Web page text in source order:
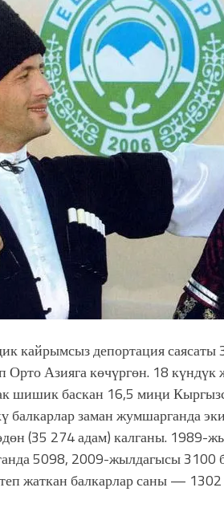
ЖУТТА УЛУТТУ САКТАГАН
гостей насладились впечатляющим
фонтанов в Royal Central Park
"Кыргыз шахмат
болуп шайланышым сыймык жана
ЖАПАРОВ: “Айтматовдой адабият
көч уланышы үчүн журнал сөзсүз
кайрымсыз депортация
Орто Азияга көчүргөн. 18 күндүк
шишик баскан 16,5 миңи
балкарлар заман жумшарганда
(35 274 адам) калганы. 1989-
5098, 2009-жылдагысы 3100
жаткан балкарлар саны — 1302